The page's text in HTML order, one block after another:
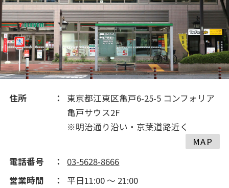
2018(195)
住所
東京都江東区亀戸6-25-5 コンフォリア
亀戸サウス2F
※明治通り沿い・京葉道路近く
MAP
電話番号
03-5628-8666
営業時間
平日11:00 ～ 21:00